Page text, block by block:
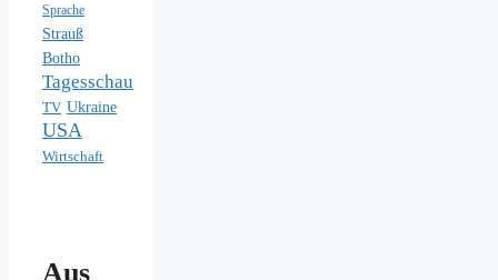
Sprache
Strauß
Botho
Tagesschau
TV Ukraine
USA
Wirtschaft
Aus